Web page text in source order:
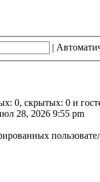
|
0, скрытых: 0 и
28, 2026 9:55 pm